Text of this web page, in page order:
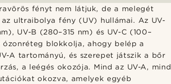
fényt nem látjuk, de a melegét
ultraibolya fény (UV) hullámai. Az UV-
UV-B (280–315 nm) és UV-C (100–
blokkolja, ahogy belép a
A tartományú, és szerepet játszik a bőr
a leégés okozója. Mind az UV-A, mind
okozva, amelyek egyéb